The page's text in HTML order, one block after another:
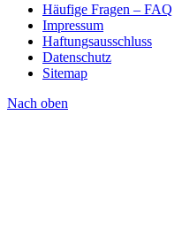
Häufige Fragen – FAQ
Impressum
Haftungsausschluss
Datenschutz
Sitemap
Nach oben